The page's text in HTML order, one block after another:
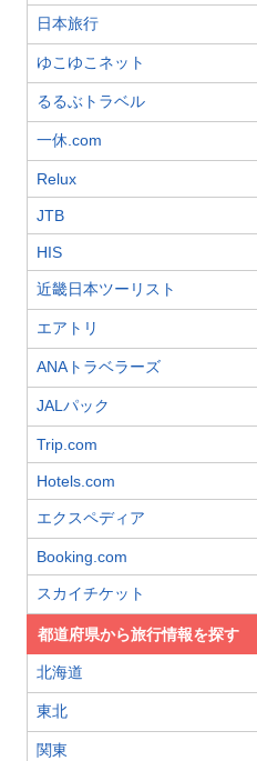
日本旅行
ゆこゆこネット
るるぶトラベル
一休.com
Relux
JTB
HIS
近畿日本ツーリスト
エアトリ
ANAトラベラーズ
JALパック
Trip.com
Hotels.com
エクスペディア
Booking.com
スカイチケット
都道府県から旅行情報を探す
北海道
東北
関東